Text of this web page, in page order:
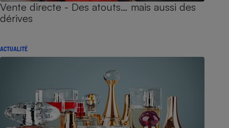
Vente directe - Des atouts… mais aussi des
dérives
ACTUALITÉ